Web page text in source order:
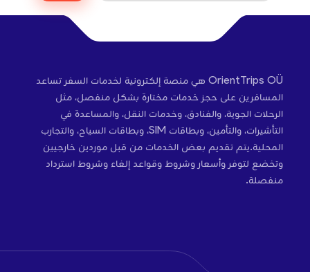
OrientTrips OÜ هي منصة إلكترونية لخدمات السفر تساعد
المسافرين على حجز خدمات مختارة بشكل منفصل، مثل
الرحلات الجوية، والفنادق، وخدمات النقل، والمساعدة في
التأشيرات، والتأمين، وبطاقات SIM، وبطاقات السياح، والتجارب
المحلية.يتم تقديم بعض الخدمات من قبل موردين خارجيين
وتخضع لتوفر وأسعار وشروط وقواعد إلغاء وشروط استرداد
منفصلة.